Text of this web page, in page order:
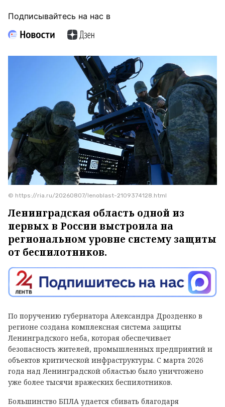
Подписывайтесь на нас в
© https://ria.ru/20260807/lenoblast-2109374128.html
Ленинградская область одной из
первых в России выстроила на
региональном уровне систему защиты
от беспилотников.
По поручению губернатора Александра Дрозденко в
регионе создана комплексная система защиты
Ленинградского неба, которая обеспечивает
безопасность жителей, промышленных предприятий и
объектов критической инфраструктуры. С марта 2026
года над Ленинградской областью было уничтожено
уже более тысячи вражеских беспилотников.
Большинство БПЛА удается сбивать благодаря